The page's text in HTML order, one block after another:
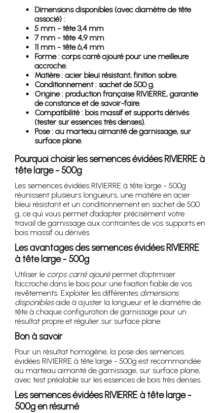
Dimensions disponibles (avec diamètre de tête
associé) :
5 mm - tête 3,4 mm
7 mm - tête 4,9 mm
11 mm - tête 6,4 mm
Forme : corps carré ajouré pour une meilleure
accroche.
Matière : acier bleui résistant, finition sobre.
Conditionnement : sachet de 500 g.
Origine : production française RIVIERRE, garantie
de constance et de savoir-faire.
Compatibilité : bois massif et supports dérivés
(tester sur essences très denses).
Pose : au marteau aimanté de garnissage, sur
surface plane.
Pourquoi choisir les semences évidées RIVIERRE à
tête large - 500g
Les semences évidées RIVIERRE à tête large - 500g
réunissent plusieurs longueurs, une matière en acier
bleui résistant et un conditionnement en sachet de 500
g, ce qui vous permet d’adapter précisément votre
travail de garnissage aux contraintes de vos supports en
bois massif ou dérivés.
Les avantages des semences évidées RIVIERRE
à tête large - 500g
Utiliser le corps carré ajourépermet d’optimiser
l’accroche dans le bois pour une fixation fiable de vos
revêtements. Exploiter les différentes dimensions
disponiblesaide à ajuster la longueur et le diamètre de
tête à chaque configuration de garnissage pour un
résultat propre et régulier sur surface plane.
Bon à savoir
Pour un résultat homogène, la pose des semences
évidées RIVIERRE à tête large - 500g est recommandée
au marteau aimanté de garnissage, sur surface plane,
avec test préalable sur les essences de bois très denses.
Les semences évidées RIVIERRE à tête large -
500g en résumé